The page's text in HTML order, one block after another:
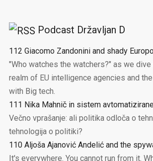
Podcast Državljan D
112 Giacomo Zandonini and shady
"Who watches the watchers?" as we
realm of EU intelligence agencies and
with Big tech.
111 Nika Mahnič in sistem
Večno vprašanje: ali politika odloča o
tehnologija o politiki?
110 Aljoša Ajanović Andelić and the
It's everywhere. You cannot run from it.